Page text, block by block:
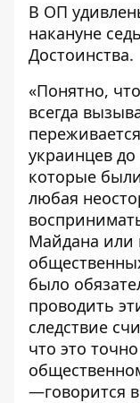
В ОП
накануне
Достоинства.
«Понятно,
всегда
украинцев
которые
любая
Майдана или
было
проводить
следствие
что это
—говорится